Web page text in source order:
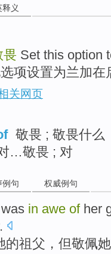
释义
畏 Set this option
项设置为兰加在
关网页
敬畏 ; 敬畏什么
…敬畏 ; 对
例句 权威例句
was in awe of her
的祖父 ，但敬佩